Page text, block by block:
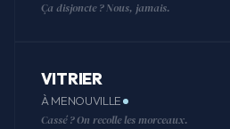
Ça disjoncte ? Nous, jamais.
VITRIER
À MENOUVILLE
Cassé ? On recolle les morceaux.